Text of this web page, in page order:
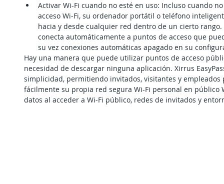
Activar Wi-Fi cuando no esté en uso: Incluso cuando
acceso Wi-Fi, su ordenador portátil o teléfono
hacia y desde cualquier red dentro de un cierto
conecta automáticamente a puntos de acceso que
su vez conexiones automáticas apagado en su
Hay una manera que puede utilizar puntos de acceso
necesidad de descargar ninguna aplicación. Xirrus
simplicidad, permitiendo invitados, visitantes y
fácilmente su propia red segura Wi-Fi personal en público
datos al acceder a Wi-Fi público, redes de invitados y